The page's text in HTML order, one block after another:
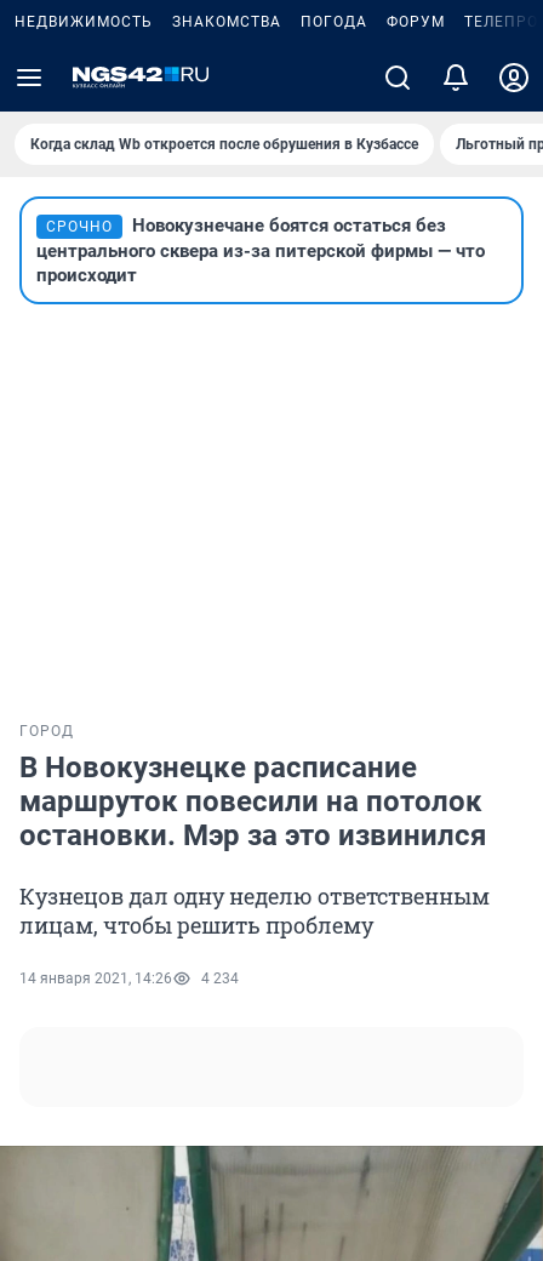
НЕДВИЖИМОСТЬ ЗНАКОМСТВА ПОГОДА ФОРУМ
Когда склад Wb откроется после обрушения в Кузбассе Льготный
СРОЧНО
Новокузнечане боятся остаться без
центрального сквера из-за питерской фирмы — что
происходит
ГОРОД
В Новокузнецке расписание
маршруток повесили на потолок
остановки. Мэр за это извинился
Кузнецов дал одну неделю ответственным
лицам, чтобы решить проблему
14 января 2021, 14:26 4 234